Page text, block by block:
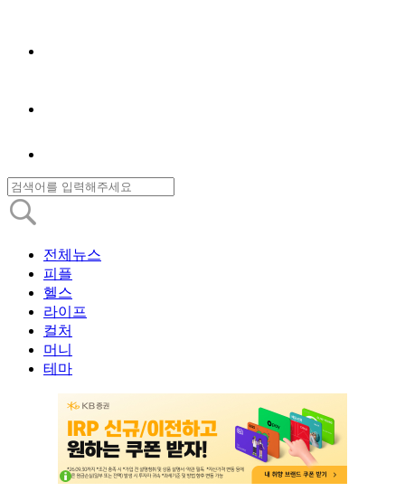
전체뉴스
피플
헬스
라이프
컬처
머니
테마